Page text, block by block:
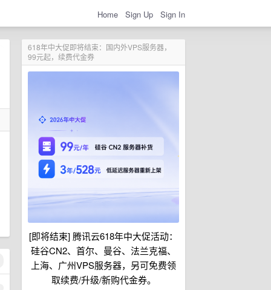
Home Sign Up Sign In
618年中大促即将结束：国内外VPS服务器，
99元起，续费代金券
[即将结束] 腾讯云618年中大促活动：
硅谷CN2、首尔、曼谷、法兰克福、
上海、广州VPS服务器，另可免费领
取续费/升级/新购代金券。